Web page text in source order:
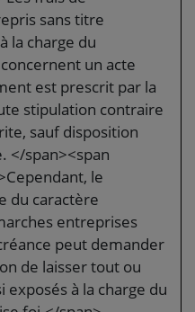
sans titre
la charge du
un acte
est prescrit par la
stipulation contraire
sauf disposition
</span><span
le
du caractère
entreprises
peut demander
de laisser tout ou
exposés à la charge du